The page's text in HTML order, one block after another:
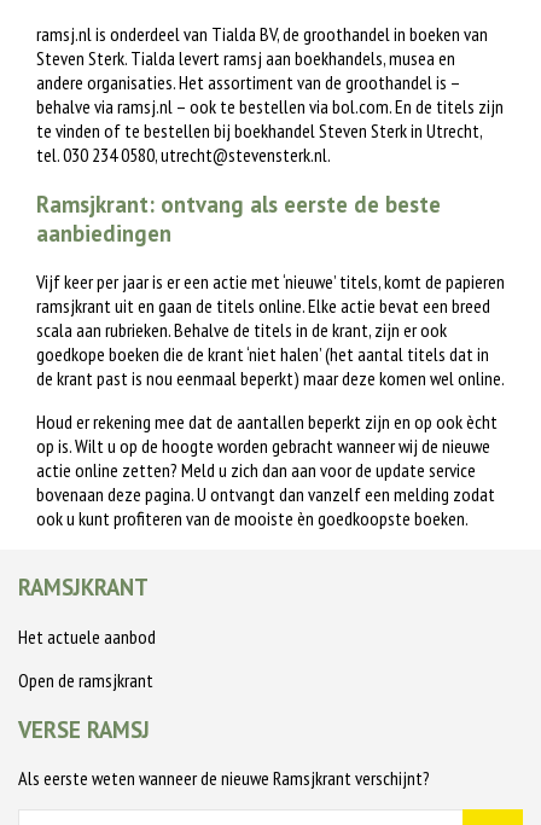
ramsj.nl is onderdeel van Tialda BV, de groothandel in boeken van
Steven Sterk. Tialda levert ramsj aan boekhandels, musea en
andere organisaties. Het assortiment van de groothandel is –
behalve via ramsj.nl – ook te bestellen via bol.com. En de titels zijn
te vinden of te bestellen bij boekhandel Steven Sterk in Utrecht,
tel. 030 234 0580,utrecht@stevensterk.nl.
Ramsjkrant: ontvang als eerste de beste
aanbiedingen
Vijf keer per jaar is er een actie met ‘nieuwe’ titels, komt de papieren
ramsjkrant uit en gaan de titels online. Elke actie bevat een breed
scala aan rubrieken. Behalve de titels in de krant, zijn er ook
goedkope boeken die de krant ‘niet halen’ (het aantal titels dat in
de krant past is nou eenmaal beperkt) maar deze komen wel online.
Houd er rekening mee dat de aantallen beperkt zijn en op ook ècht
op is. Wilt u op de hoogte worden gebracht wanneer wij de nieuwe
actie online zetten? Meld u zich dan aan voor de update service
bovenaan deze pagina. U ontvangt dan vanzelf een melding zodat
ook u kunt profiteren van de mooiste èn goedkoopste boeken.
RAMSJKRANT
Het actuele aanbod
Open de ramsjkrant
VERSE RAMSJ
Als eerste weten wanneer de nieuwe Ramsjkrant verschijnt?